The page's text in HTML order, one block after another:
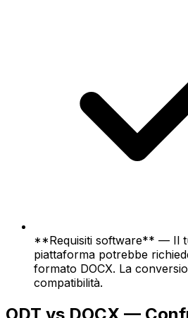
**Requisiti software** — Il
piattaforma potrebbe
formato DOCX. La
compatibilità.
ODT vs DOCX —